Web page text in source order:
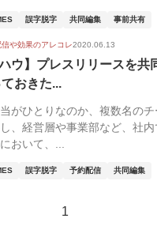
誤字脱字 共同編集 事前共有
や効果のアレコレ2020.06.13
ウ】プレスリリースを共
おきた...
がひとりなのか、複数名の
、経営層や事業部など、社
おいて、...
誤字脱字 予約配信 共同編集
1